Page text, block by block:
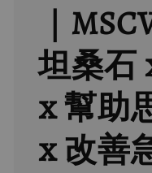
｜
坦桑石
x 幫助
x 改善